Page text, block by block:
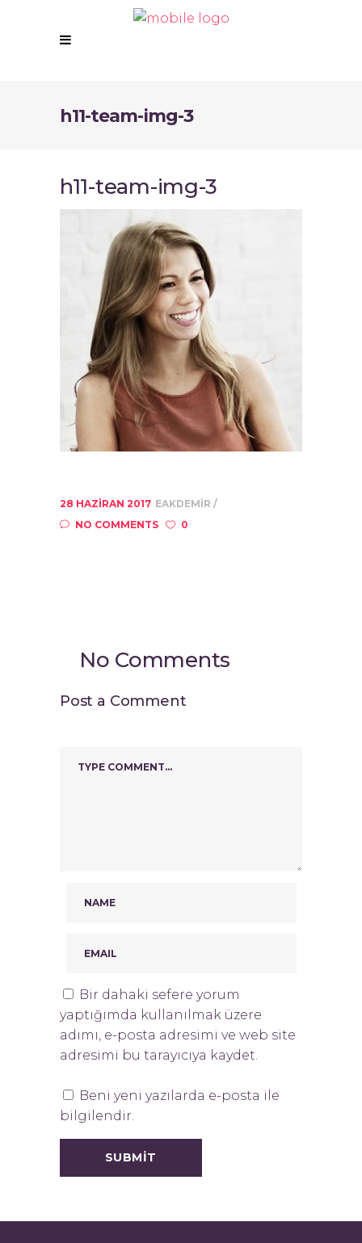
h11-team-img-3
h11-team-img-3
28 HAZIRAN 2017 EAKDEMIR
NO COMMENTS
0
No Comments
Post a Comment
Bir dahaki sefere yorum
yaptığımda kullanılmak üzere
adımı, e-posta adresimi ve web site
adresimi bu tarayıcıya kaydet.
Beni yeni yazılarda e-posta ile
bilgilendir.